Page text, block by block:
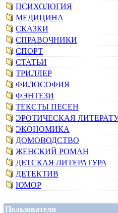
ПСИХОЛОГИЯ
МЕДИЦИНА
СКАЗКИ
СПРАВОЧНИКИ
СПОРТ
СТАТЬИ
ТРИЛЛЕР
ФИЛОСОФИЯ
ФЭНТЕЗИ
ТЕКСТЫ ПЕСЕН
ЭРОТИЧЕСКАЯ
ЭКОНОМИКА
ДОМОВОДСТВО
ЖЕНСКИЙ РОМАН
ДЕТСКАЯ ЛИТЕРАТУРА
ДЕТЕКТИВ
ЮМОР
Пользователи